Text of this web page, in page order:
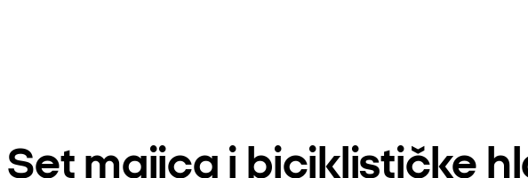
Set majica i biciklističke